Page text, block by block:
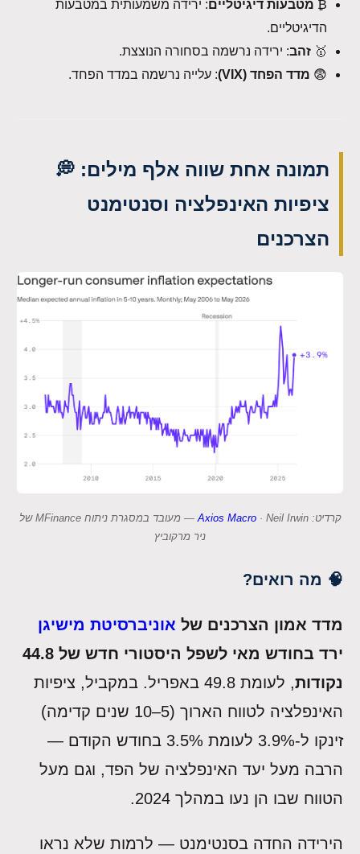
₿ מטבעות דיגיטליים: ירידה משמעותית במטבעות
הדיגיטליים.
🥇 זהב: ירידה נרשמה בסחורה הנוצצת.
😨 מדד הפחד (VIX) : עלייה נרשמה במדד הפחד.
תמונה אחת שווה אלף מילים: 💭
ציפיות האינפלציה וסנטימנט
הצרכנים
קרדיט: Axios Macro
· Neil Irwin — מעובד במסגרת ניתוח MFinance של
ניר מרקוביץ
🧠 מה רואים?
מדד אמון הצרכנים של אוניברסיטת מישיגן
ירד בחודש מאי לשפל היסטורי חדש של 44.8
נקודות
, לעומת 49.8 באפריל. במקביל, ציפיות
האינפלציה לטווח הארוך (5–10 שנים קדימה)
זינקו ל-3.9% לעומת 3.5% בחודש הקודם —
הרבה מעל יעד האינפלציה של הפד, וגם מעל
הטווח שבו הן נעו במהלך 2024.
הירידה החדה בסנטימנט — לרמות שלא נראו